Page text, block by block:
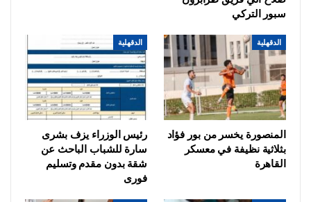
سبور التركي
الدقهلية
المنصورة يخسر من بور فؤاد
بثلاثية نظيفة في معسكر
القاهرة
الدقهلية
رئيس الوزراء يزف بشرى
سارة للشباب الباحث عن
شقة بدون مقدم وتسليم
فورى